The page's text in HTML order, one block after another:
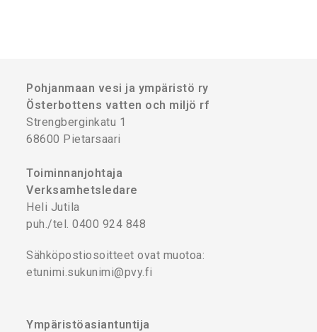
Pohjanmaan vesi ja ympäristö ry
Österbottens vatten och miljö rf
Strengberginkatu 1
68600 Pietarsaari
Toiminnanjohtaja
Verksamhetsledare
Heli Jutila
puh./tel. 0400 924 848
Sähköpostiosoitteet ovat muotoa:
etunimi.sukunimi@pvy.fi
Ympäristöasiantuntija